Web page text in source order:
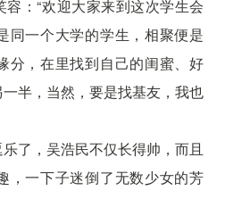
：“欢迎大家来到这次学生会
同一个大学的学生，相聚便是
分，在里找到自己的闺蜜、好
半，当然，要是找基友，我也
了，吴浩民不仅长得帅，而且
，一下子迷倒了无数少女的芳